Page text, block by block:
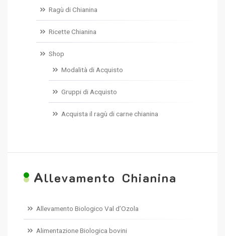
Ragù di Chianina
Ricette Chianina
Shop
Modalità di Acquisto
Gruppi di Acquisto
Acquista il ragù di carne chianina
Allevamento Chianina
Allevamento Biologico Val d’Ozola
Alimentazione Biologica bovini